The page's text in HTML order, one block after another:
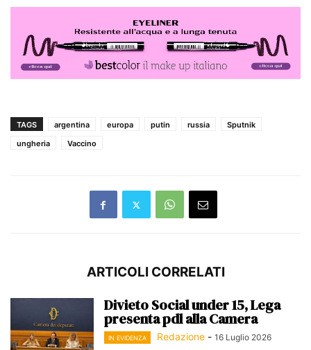
TAGS argentina europa putin russia
Sputnik
ungheria
Vaccino
ARTICOLI CORRELATI
Divieto Social under 15, Lega
presenta pdl alla Camera
IN EVIDENZA Redazione - 16 Luglio 2026